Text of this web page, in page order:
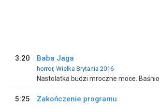
3:20 Baba Jaga
horror, Wielka Brytania 2016
Nastolatka budzi mroczne moce.
5:25 Zakończenie programu